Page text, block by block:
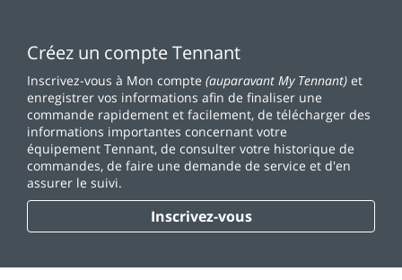
Créez un compte Tennant
Inscrivez-vous à Mon compte (auparavant My Tennant) et
enregistrer vos informations afin de finaliser une
commande rapidement et facilement, de télécharger des
informations importantes concernant votre
équipement Tennant, de consulter votre historique de
commandes, de faire une demande de service et d'en
assurer le suivi.
Inscrivez-vous